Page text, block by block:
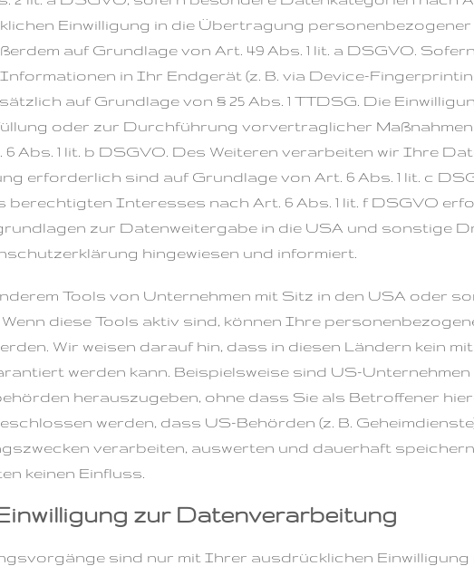
Einwilligung in die Übertragung
auf Grundlage von Art. 49 Abs. 1 lit. a DSGVO.
in Ihr Endgerät (z. B. via Device-
auf Grundlage von § 25 Abs. 1 TTDSG. Die
oder zur Durchführung vorvertraglicher
Abs. 1 lit. b DSGVO. Des Weiteren verarbeiten wir Ihre
erforderlich sind auf Grundlage von Art. 6 Abs. 1 lit. c
Interesses nach Art. 6 Abs. 1 lit. f DSGVO
zur Datenweitergabe in die USA und sonstige
hingewiesen und informiert.
Tools von Unternehmen mit Sitz in den USA oder
diese Tools aktiv sind, können Ihre
Wir weisen darauf hin, dass in diesen Ländern kein
werden kann. Beispielsweise sind US-
herauszugeben, ohne dass Sie als Betroffener
werden, dass US-Behörden (z. B.
verarbeiten, auswerten und dauerhaft
keinen Einfluss.
zur Datenverarbeitung
sind nur mit Ihrer ausdrücklichen Einwilligung